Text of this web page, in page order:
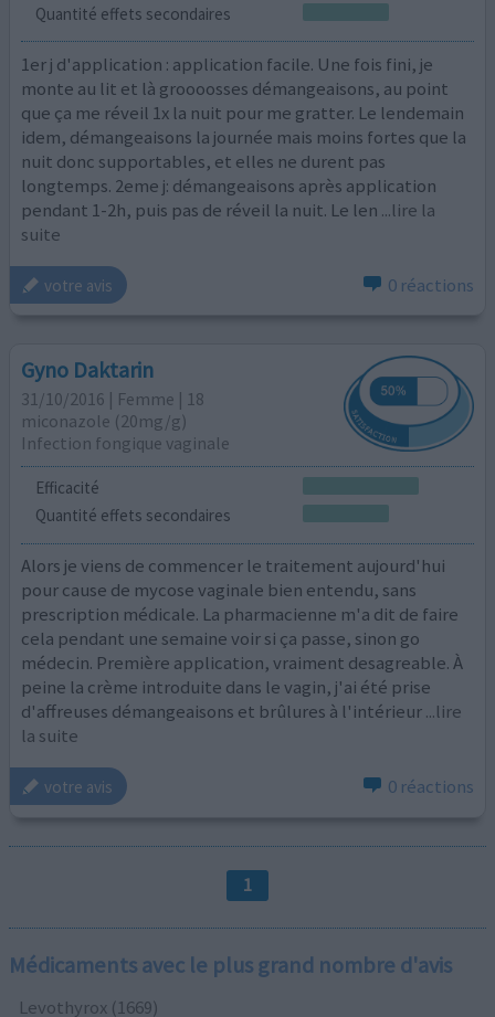
Quantité effets secondaires
1er j d'application : application facile. Une fois fini, je
monte au lit et là groooosses démangeaisons, au point
que ça me réveil 1x la nuit pour me gratter. Le lendemain
idem, démangeaisons la journée mais moins fortes que la
nuit donc supportables, et elles ne durent pas
longtemps. 2eme j: démangeaisons après application
pendant 1-2h, puis pas de réveil la nuit. Le len ...lire la
suite
votre avis 0 réactions
Gyno Daktarin
31/10/2016 | Femme | 18
miconazole (20mg/g)
Infection fongique vaginale
Efficacité
Quantité effets secondaires
Alors je viens de commencer le traitement aujourd'hui
pour cause de mycose vaginale bien entendu, sans
prescription médicale. La pharmacienne m'a dit de faire
cela pendant une semaine voir si ça passe, sinon go
médecin. Première application, vraiment desagreable. À
peine la crème introduite dans le vagin, j'ai été prise
d'affreuses démangeaisons et brûlures à l'intérieur...lire
la suite
votre avis 0 réactions
1
Médicaments avec le plus grand nombre d'avis
Levothyrox (1669)